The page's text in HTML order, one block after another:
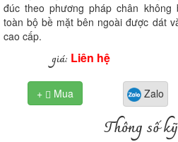
đúc theo phương pháp chân không
toàn bộ bề mặt bên ngoài được dát
cao cấp.
giá: Liên hệ
+  Mua Zalo
Thông số